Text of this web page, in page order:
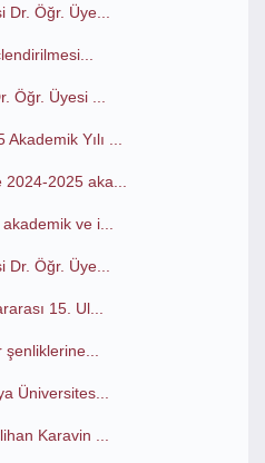
Öğr. Üye...
Öğr. Üyesi ...
Yılı ...
2025 aka...
ve i...
Öğr. Üye...
15. Ul...
Üniversites...
Karavin ...